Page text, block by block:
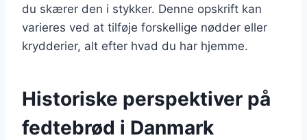
du skærer den i stykker. Denne opskrift kan
varieres ved at tilføje forskellige nødder eller
krydderier, alt efter hvad du har hjemme.
Historiske perspektiver på
fedtebrød i Danmark